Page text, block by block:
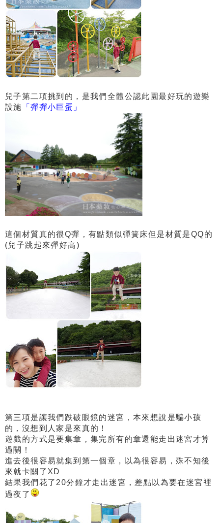
兒子第二項挑到的，是我們全體公認此園最好玩的遊樂
設施
「彈彈小巨蛋」
這個材質真的很Q彈，有點類似彈簧床但是材質是QQ的
(兒子跳起來彈好高)
第三項是讓我們跌破眼鏡的迷宮，本來想說是騙小孩
的，沒想到人家是來真的！
遊戲的方式是要集章，集完所有的章還能走出迷宮才算
過關！
進去後很容易就集到第一個章，以為很容易，殊不知後
來就卡關了XD
結果我們花了20分鐘才走出迷宮，差點以為要在迷宮裡
過夜了